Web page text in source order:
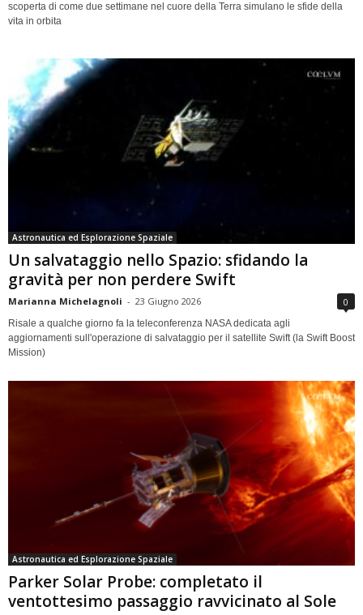
scoperta di come due settimane nel cuore della Terra simulano le sfide della
vita in orbita
Astronautica ed Esplorazione Spaziale
Un salvataggio nello Spazio: sfidando la
gravità per non perdere Swift
Marianna Michelagnoli - 23 Giugno 2026 0
Risale a qualche giorno fa la teleconferenza NASA dedicata agli
aggiornamenti sull'operazione di salvataggio per il satellite Swift (la Swift Boost
Mission)
Astronautica ed Esplorazione Spaziale
Parker Solar Probe: completato il
ventottesimo passaggio ravvicinato al Sole